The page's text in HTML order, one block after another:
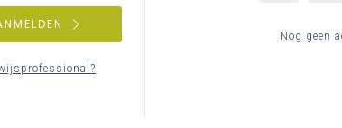
Nog geen